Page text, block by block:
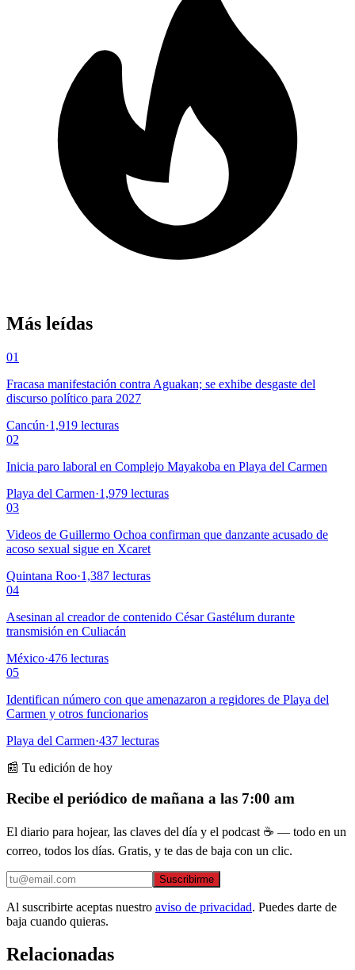
Más leídas
01
Fracasa manifestación contra Aguakan; se exhibe desgaste del
discurso político para 2027
Cancún·1,919 lecturas
02
Inicia paro laboral en Complejo Mayakoba en Playa del Carmen
Playa del Carmen·1,979 lecturas
03
Videos de Guillermo Ochoa confirman que danzante acusado de
acoso sexual sigue en Xcaret
Quintana Roo·1,387 lecturas
04
Asesinan al creador de contenido César Gastélum durante
transmisión en Culiacán
México·476 lecturas
05
Identifican número con que amenazaron a regidores de Playa del
Carmen y otros funcionarios
Playa del Carmen·437 lecturas
📰 Tu edición de hoy
Recibe el periódico de mañana a las 7:00 am
El diario para hojear, las claves del día y el podcast ☕ — todo en un
correo, todos los días. Gratis, y te das de baja con un clic.
Suscribirme
Al suscribirte aceptas nuestro aviso de privacidad. Puedes darte de
baja cuando quieras.
Relacionadas